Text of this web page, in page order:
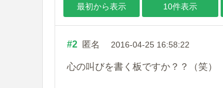
最初から表示 10件表示
#2 匿名 2016-04-25 16:58:22
心の叫びを書く板ですか？？（笑）